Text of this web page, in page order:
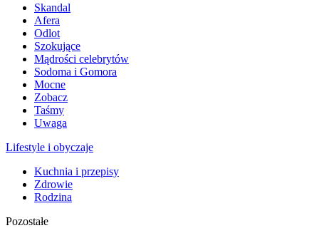
Skandal
Afera
Odlot
Szokujące
Mądrości celebrytów
Sodoma i Gomora
Mocne
Zobacz
Taśmy
Uwaga
Lifestyle i obyczaje
Kuchnia i przepisy
Zdrowie
Rodzina
Pozostałe